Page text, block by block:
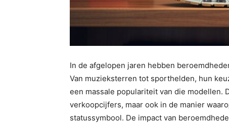
In de afgelopen jaren hebben
Van muzieksterren tot sporthelden, hun
een massale populariteit van die modellen.
verkoopcijfers, maar ook in de manier
statussymbool. De impact van